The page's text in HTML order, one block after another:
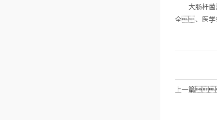
大肠杆菌
全、医
上一篇